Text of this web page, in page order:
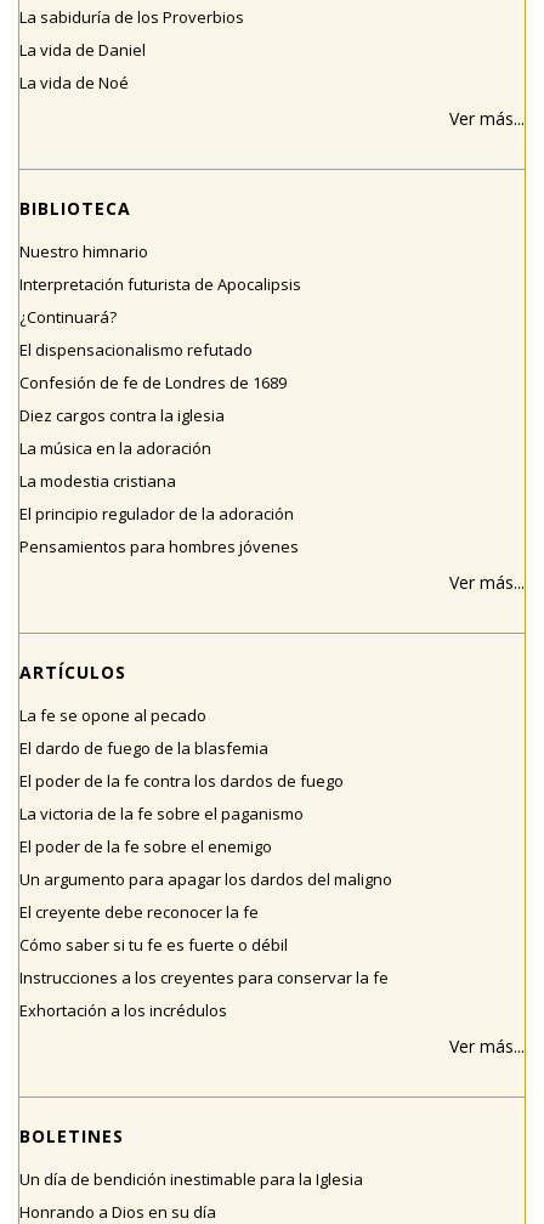
La sabiduría de los Proverbios
La vida de Daniel
La vida de Noé
Ver más...
BIBLIOTECA
Nuestro himnario
Interpretación futurista de Apocalipsis
¿Continuará?
El dispensacionalismo refutado
Confesión de fe de Londres de 1689
Diez cargos contra la iglesia
La música en la adoración
La modestia cristiana
El principio regulador de la adoración
Pensamientos para hombres jóvenes
Ver más...
ARTÍCULOS
La fe se opone al pecado
El dardo de fuego de la blasfemia
El poder de la fe contra los dardos de fuego
La victoria de la fe sobre el paganismo
El poder de la fe sobre el enemigo
Un argumento para apagar los dardos del maligno
El creyente debe reconocer la fe
Cómo saber si tu fe es fuerte o débil
Instrucciones a los creyentes para conservar la fe
Exhortación a los incrédulos
Ver más...
BOLETINES
Un día de bendición inestimable para la Iglesia
Honrando a Dios en su día